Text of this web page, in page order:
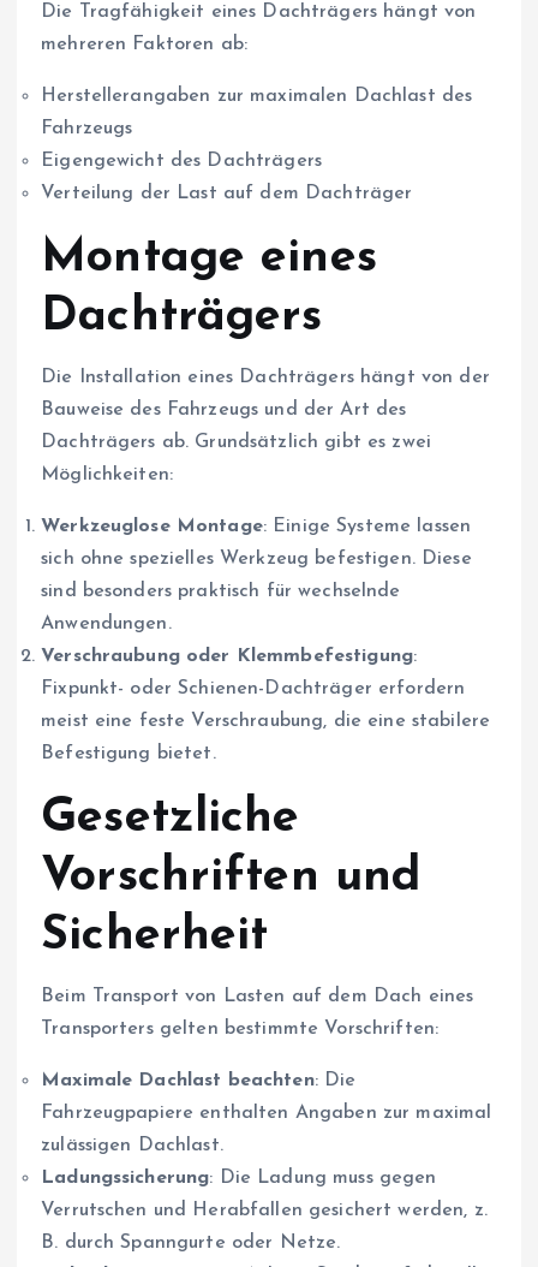
Die Tragfähigkeit eines Dachträgers hängt von
mehreren Faktoren ab:
Herstellerangaben zur maximalen Dachlast des
Fahrzeugs
Eigengewicht des Dachträgers
Verteilung der Last auf dem Dachträger
Montage eines
Dachträgers
Die Installation eines Dachträgers hängt von der
Bauweise des Fahrzeugs und der Art des
Dachträgers ab. Grundsätzlich gibt es zwei
Möglichkeiten:
Werkzeuglose Montage: Einige Systeme lassen
sich ohne spezielles Werkzeug befestigen. Diese
sind besonders praktisch für wechselnde
Anwendungen.
Verschraubung oder Klemmbefestigung:
Fixpunkt- oder Schienen-Dachträger erfordern
meist eine feste Verschraubung, die eine stabilere
Befestigung bietet.
Gesetzliche
Vorschriften und
Sicherheit
Beim Transport von Lasten auf dem Dach eines
Transporters gelten bestimmte Vorschriften:
Maximale Dachlast beachten: Die
Fahrzeugpapiere enthalten Angaben zur maximal
zulässigen Dachlast.
Ladungssicherung: Die Ladung muss gegen
Verrutschen und Herabfallen gesichert werden, z.
B. durch Spanngurte oder Netze.